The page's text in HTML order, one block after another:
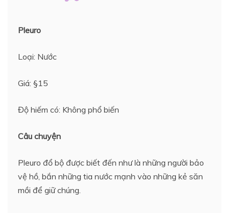
Pleuro
Loại: Nước
Giá: §15
Độ hiếm có: Không phổ biến
Câu chuyện
Pleuro đổ bộ được biết đến như là những người bảo
vệ hồ, bắn những tia nước mạnh vào những kẻ săn
mồi để giữ chúng.